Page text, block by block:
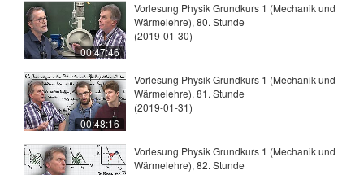
00:47:46
Vorlesung Physik Grundkurs 1 (Mechanik und
Wärmelehre), 80. Stunde
(2019-01-30)
00:48:16
Vorlesung Physik Grundkurs 1 (Mechanik und
Wärmelehre), 81. Stunde
(2019-01-31)
Vorlesung Physik Grundkurs 1 (Mechanik und
Wärmelehre), 82. Stunde